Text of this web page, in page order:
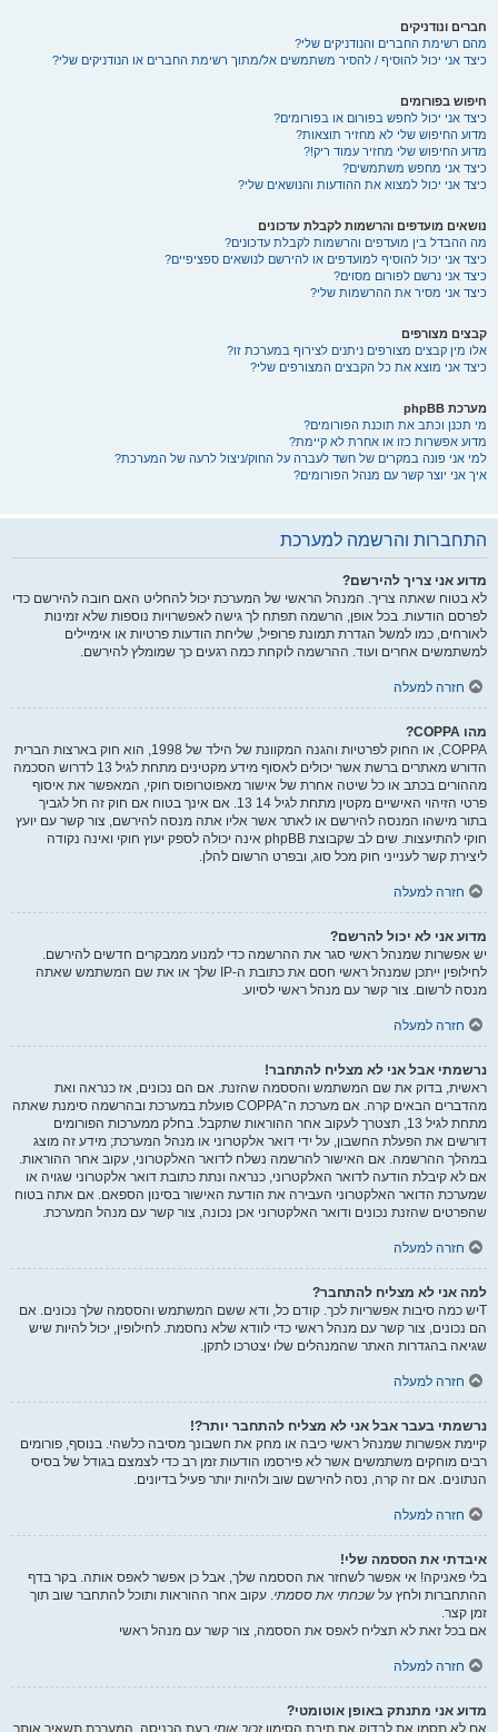
חברים ונודניקים
מהם רשימת החברים והנודניקים שלי?
כיצד אני יכול להוסיף / להסיר משתמשים אל/מתוך רשימת החברים או הנודניקים שלי?
חיפוש בפורומים
כיצד אני יכול לחפש בפורום או בפורומים?
מדוע החיפוש שלי לא מחזיר תוצאות?
מדוע החיפוש שלי מחזיר עמוד ריק!?
כיצד אני מחפש משתמשים?
כיצד אני יכול למצוא את ההודעות והנושאים שלי?
נושאים מועדפים והרשמות לקבלת עדכונים
מה ההבדל בין מועדפים והרשמות לקבלת עדכונים?
כיצד אני יכול להוסיף למועדפים או להירשם לנושאים ספציפיים?
כיצד אני נרשם לפורום מסוים?
כיצד אני מסיר את ההרשמות שלי?
קבצים מצורפים
אלו מין קבצים מצורפים ניתנים לצירוף במערכת זו?
כיצד אני מוצא את כל הקבצים המצורפים שלי?
מערכת phpBB
מי תכנן וכתב את תוכנת הפורומים?
מדוע אפשרות כזו או אחרת לא קיימת?
למי אני פונה במקרים של חשד לעברה על החוק/ניצול לרעה של המערכת?
איך אני יוצר קשר עם מנהל הפורומים?
התחברות והרשמה למערכת
מדוע אני צריך להירשם?
לא בטוח שאתה צריך. המנהל הראשי של המערכת יכול להחליט האם חובה להירשם כדי
לפרסם הודעות. בכל אופן, הרשמה תפתח לך גישה לאפשרויות נוספות שלא זמינות
לאורחים, כמו למשל הגדרת תמונת פרופיל, שליחת הודעות פרטיות או אימיילים
למשתמשים אחרים ועוד. ההרשמה לוקחת כמה רגעים כך שמומלץ להירשם.
חזרה למעלה
מהו COPPA?
COPPA, או החוק לפרטיות והגנה המקוונת של הילד של 1998, הוא חוק בארצות הברית
הדורש מאתרים ברשת אשר יכולים לאסוף מידע מקטינים מתחת לגיל 13 לדרוש הסכמה
מההורים בכתב או כל שיטה אחרת של אישור מאפוטרופוס חוקי, המאפשר את איסוף
פרטי הזיהוי האישיים מקטין מתחת לגיל 14 13. אם אינך בטוח אם חוק זה חל לגביך
בתור מישהו המנסה להירשם או לאתר אשר אליו אתה מנסה להירשם, צור קשר עם יועץ
חוקי להתיעצות. שים לב שקבוצת phpBB אינה יכולה לספק יעוץ חוקי ואינה נקודה
ליצירת קשר לענייני חוק מכל סוג, ובפרט הרשום להלן.
חזרה למעלה
מדוע אני לא יכול להרשם?
יש אפשרות שמנהל ראשי סגר את ההרשמה כדי למנוע ממבקרים חדשים להירשם.
לחילופין ייתכן שמנהל ראשי חסם את כתובת ה-IP שלך או את שם המשתמש שאתה
מנסה לרשום. צור קשר עם מנהל ראשי לסיוע.
חזרה למעלה
נרשמתי אבל אני לא מצליח להתחבר!
ראשית, בדוק את שם המשתמש והססמה שהזנת. אם הם נכונים, אז כנראה ואת
מהדברים הבאים קרה. אם מערכת ה־COPPA פועלת במערכת ובהרשמה סימנת שאתה
מתחת לגיל 13, תצטרך לעקוב אחר ההוראות שתקבל. בחלק ממערכות הפורומים
דורשים את הפעלת החשבון, על ידי דואר אלקטרוני או מנהל המערכת; מידע זה מוצג
במהלך ההרשמה. אם האישור להרשמה נשלח לדואר האלקטרוני, עקוב אחר ההוראות.
אם לא קיבלת הודעה לדואר האלקטרוני, כנראה ונתת כתובת דואר אלקטרוני שגויה או
שמערכת הדואר האלקטרוני העבירה את הודעת האישור בסינון הספאם. אם אתה בטוח
שהפרטים שהזנת נכונים ודואר האלקטרוני אכן נכונה, צור קשר עם מנהל המערכת.
חזרה למעלה
למה אני לא מצליח להתחבר?
Tיש כמה סיבות אפשריות לכך. קודם כל, ודא ששם המשתמש והססמה שלך נכונים. אם
הם נכונים, צור קשר עם מנהל ראשי כדי לוודא שלא נחסמת. לחילופין, יכול להיות שיש
שגיאה בהגדרות האתר שהמנהלים שלו יצטרכו לתקן.
חזרה למעלה
נרשמתי בעבר אבל אני לא מצליח להתחבר יותר?!
קיימת אפשרות שמנהל ראשי כיבה או מחק את חשבונך מסיבה כלשהי. בנוסף, פורומים
רבים מוחקים משתמשים אשר לא פירסמו הודעות זמן רב כדי לצמצם בגודל של בסיס
הנתונים. אם זה קרה, נסה להירשם שוב ולהיות יותר פעיל בדיונים.
חזרה למעלה
איבדתי את הססמה שלי!
בלי פאניקה! אי אפשר לשחזר את הססמה שלך, אבל כן אפשר לאפס אותה. בקר בדף
ההתחברות ולחץ על שכחתי את ססמתי. עקוב אחר ההוראות ותוכל להתחבר שוב תוך
זמן קצר.
אם בכל זאת לא תצליח לאפס את הססמה, צור קשר עם מנהל ראשי
חזרה למעלה
מדוע אני מתנתק באופן אוטומטי?
אם לא תסמן את לבדוק את תיבת הסימוןזכור אותי בעת הכניסה, המערכת תשאיר אותך